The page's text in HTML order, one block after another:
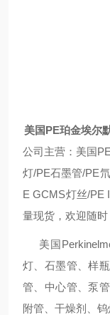
美国PE珀金埃尔
公司主营：美国
灯/PE石墨管/PE
E GCMS灯丝/PE
量现货，欢迎随时
美国
灯、石墨管、样
管、中心管、泵
附管、干燥剂、钨